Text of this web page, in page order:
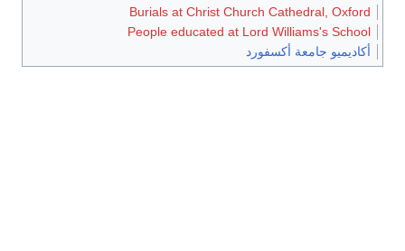
Burials at Christ Church Cathedral, Oxford
People educated at Lord Williams's School
أكاديميو جامعة أكسفورد